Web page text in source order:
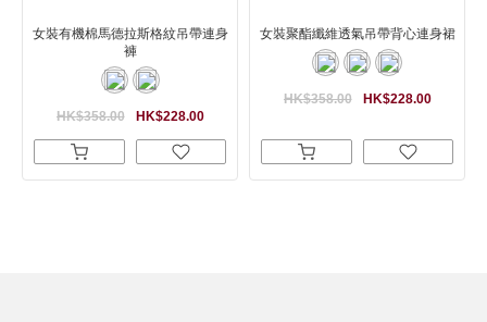
女裝有機棉馬德拉斯格紋吊帶連身
褲
HK$228.00
HK$358.00
女裝聚酯纖維透氣吊帶背心連身裙
HK$228.00
HK$358.00